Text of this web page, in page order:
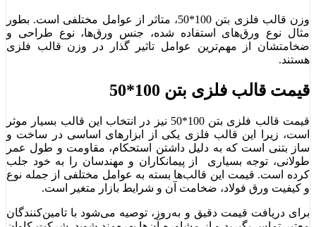
وزن قالب فلزی بتن 100*50، متاثر از عوامل مختلفی است. بطور
مثال نوع ورق‌های استفاده شده، جنس ورق‌ها، نوع طراحی و
ضخامتشان از مهم‌ترین عوامل تاثیر گذار در وزن قالب فلزی
هستند.
قیمت قالب فلزی بتن 100*50
قیمت قالب فلزی بتن 100*50 نیز در انتخاب این قالب بسیار موثر
است، زیرا این قالب فلزی یکی از ابزارهای اساسی در ساخت و
ساز بتنی است که به دلیل داشتن استحکام، مقاومت و طول عمر
طولانی، توجه بسیاری از پیمانکاران و مهندسان را به خود جلب
کرده است. قیمت این قالب‌ها بسته به عوامل مختلفی از جمله نوع
و کیفیت ورق فولاد، ضخامت آن و شرایط بازار متغیر است.
برای دریافت قیمت دقیق و به‌روز، توصیه می‌شود با تامین‌کنندگان